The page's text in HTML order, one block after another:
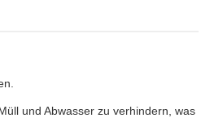
und Abwasser zu verhindern, was